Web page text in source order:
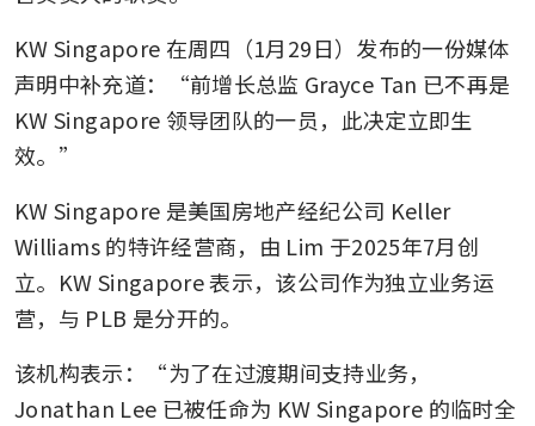
KW Singapore 在周四（1月29日）发布的一份媒体
声明中补充道：“前增长总监 Grayce Tan 已不再是
KW Singapore 领导团队的一员，此决定立即生
效。”
KW Singapore 是美国房地产经纪公司 Keller
Williams 的特许经营商，由 Lim 于2025年7月创
立。KW Singapore 表示，该公司作为独立业务运
营，与 PLB 是分开的。
该机构表示：“为了在过渡期间支持业务，
Jonathan Lee 已被任命为 KW Singapore 的临时全